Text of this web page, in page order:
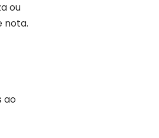
ou
nota.
ao